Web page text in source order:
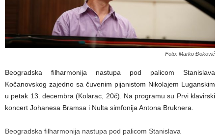
Foto: Marko Đoković
Beogradska filharmonija nastupa pod palicom Stanislava
Kočanovskog zajedno sa čuvenim pijanistom Nikolajem Luganskim
u petak 13. decembra (Kolarac, 20č). Na programu su Prvi klavirski
koncert Johanesa Bramsa i Nulta simfonija Antona Bruknera.
Beogradska filharmonija nastupa pod palicom Stanislava